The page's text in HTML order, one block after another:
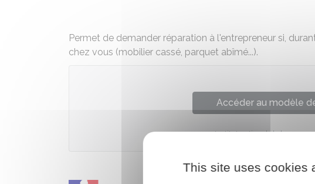
Permet de demander réparation à l'entrepreneur si,
chez vous (mobilier cassé, parquet abîmé...).
Accéder au modèle
Institut national de la
This site uses cookies